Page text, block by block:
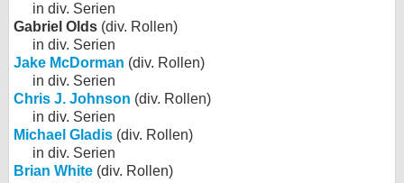
in div. Serien
Gabriel Olds (div. Rollen)
in div. Serien
Jake McDorman (div. Rollen)
in div. Serien
Chris J. Johnson (div. Rollen)
in div. Serien
Michael Gladis (div. Rollen)
in div. Serien
Brian White (div. Rollen)